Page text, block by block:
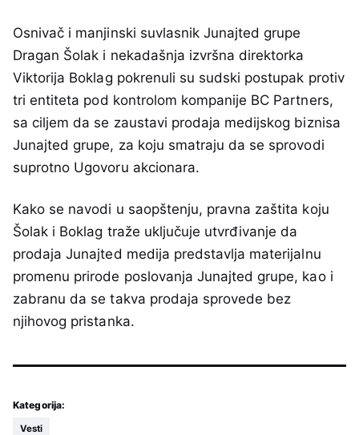
Osnivač i manjinski suvlasnik Junajted grupe
Dragan Šolak i nekadašnja izvršna direktorka
Viktorija Boklag pokrenuli su sudski postupak protiv
tri entiteta pod kontrolom kompanije BC Partners,
sa ciljem da se zaustavi prodaja medijskog biznisa
Junajted grupe, za koju smatraju da se sprovodi
suprotno Ugovoru akcionara.
Kako se navodi u saopštenju, pravna zaštita koju
Šolak i Boklag traže uključuje utvrđivanje da
prodaja Junajted medija predstavlja materijalnu
promenu prirode poslovanja Junajted grupe, kao i
zabranu da se takva prodaja sprovede bez
njihovog pristanka.
Kategorija:
Vesti